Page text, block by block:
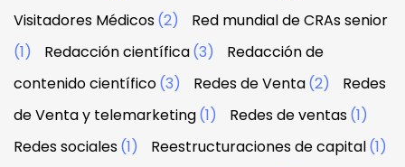
Visitadores Médicos(2)
Red mundial de CRAs senior
(1)
Redacción científica(3)
Redacción de
contenido científico(3) Redes de Venta(2)
Redes
de Venta y telemarketing(1) Redes de ventas(1)
Redes sociales(1) Reestructuraciones de capital(1)